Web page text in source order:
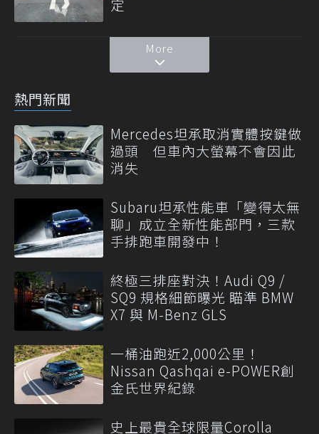
定
More
熱門新聞
Mercedes坦承取消實體按鍵做
過頭 但車內大螢幕不會因此
消失
Subaru坦承性能車「變得太無
聊」成立全新性能部門，三款
手排跑車開發中！
終極三排座對決！Audi Q9 /
SQ9 規格細節曝光 瞄準 BMW
X7 與 M-Benz GLS
一桶油跑近2,000公里！
Nissan Qashqai e-POWER創
金氏世界紀錄
史上最貴全球限量Corolla